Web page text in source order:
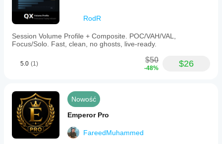
RodR
Session Volume Profile + Composite. POC/VAH/VAL,
Focus/Solo. Fast, clean, no ghosts, live-ready.
5.0 (1) $50
-48% $26
Nowość
Emperor Pro
FareedMuhammed